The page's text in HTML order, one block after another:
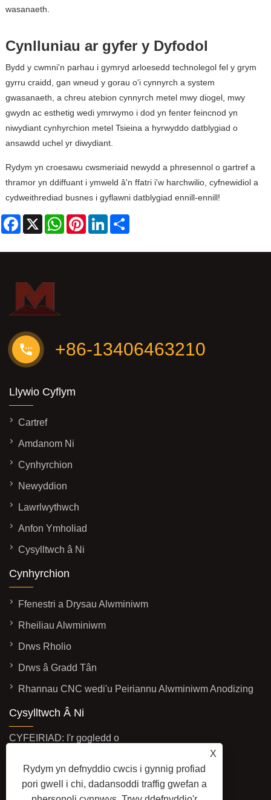
wasanaeth.
Cynlluniau ar gyfer y Dyfodol
Bydd y cwmni'n parhau i gymryd arloesedd technolegol fel y grym
gyrru craidd, gan wneud y gorau o'i cynnyrch a system
gwasanaeth, a chreu atebion cynnyrch metel mwy diogel, mwy
gwydn ac esthetig wedi ymrwymo i dod yn fenter feincnod yn
niwydiant cynhyrchion metel Tsieina a hyrwyddo datblygiad o
ansawdd uchel yr diwydiant.
Rydym yn croesawu cwsmeriaid newydd a phresennol o gartref a
thramor yn ddiffuant i ymweld â'n ffatri i'w harchwilio, cyfnewidiol a
cydweithrediad busnes i gyflawni datblygiad ennill-ennill!
Facebook
X WhatsAppPinterestLinkedIn
X
Rydym yn defnyddio cwcis i gynnig profiad
pori gwell i chi, dadansoddi traffig gwefan a
+86-13406463210
Llywio Cyflym
Cartref
Amdanom Ni
Cynhyrchion
Newyddion
Lawrlwythwch
Anfon Ymholiad
Cysylltwch â Ni
Cynhyrchion
Ffenestri a Drysau Alwminiwm
Rheiliau Alwminiwm
Drws Rholio
Drws â Gradd Tân
Rhannau CNC wedi'u Peiriannu Alwminiwm Anodizing
Cysylltwch Â Ni
CYFEIRIAD: I'r gogledd o
Linqu County, Shandong Province,
China